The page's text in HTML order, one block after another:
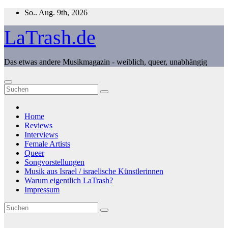
Zum
springen
So.. Aug. 9th, 2026
LaTrash.de
Das etwas andere Musikmagazin - weiblich, queer, unabhängig
Home
Reviews
Interviews
Female Artists
Queer
Songvorstellungen
Musik aus Israel / israelische Künstlerinnen
Warum eigentlich LaTrash?
Impressum